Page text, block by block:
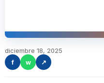
diciembre 18, 2025
f
w ↗